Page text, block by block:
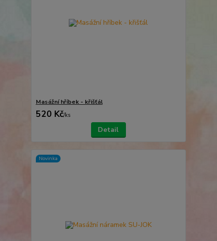
Masážní hříbek - křišťál
520 Kč/ks
Detail
Novinka